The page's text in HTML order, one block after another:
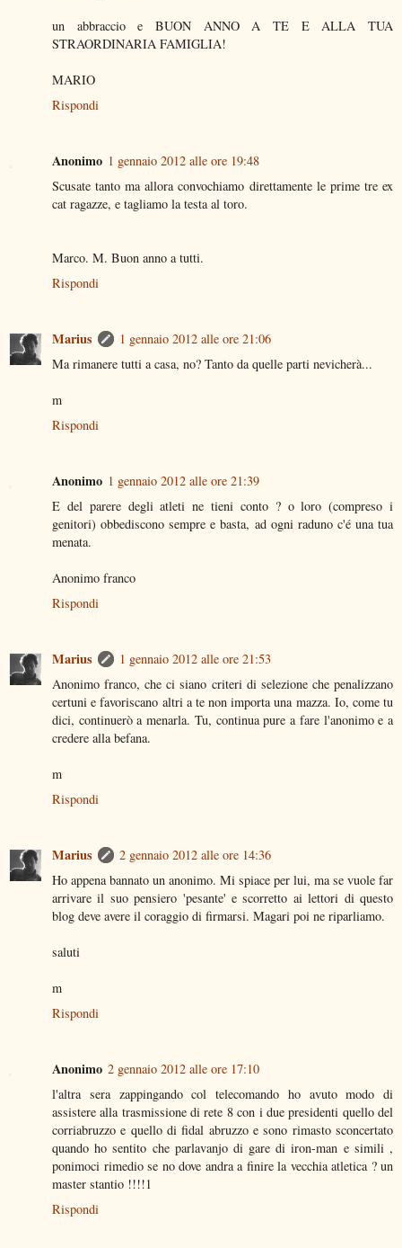
un abbraccio e BUON ANNO A TE E ALLA TUA
STRAORDINARIA FAMIGLIA!
MARIO
Rispondi
Anonimo 1 gennaio 2012 alle ore 19:48
Scusate tanto ma allora convochiamo direttamente le prime tre ex
cat ragazze, e tagliamo la testa al toro.
Marco. M. Buon anno a tutti.
Rispondi
Marius
1 gennaio 2012 alle ore 21:06
Ma rimanere tutti a casa, no? Tanto da quelle parti nevicherà...
m
Rispondi
Anonimo 1 gennaio 2012 alle ore 21:39
E del parere degli atleti ne tieni conto ? o loro (compreso i
genitori) obbediscono sempre e basta, ad ogni raduno c'é una tua
menata.
Anonimo franco
Rispondi
Marius
1 gennaio 2012 alle ore 21:53
Anonimo franco, che ci siano criteri di selezione che penalizzano
certuni e favoriscano altri a te non importa una mazza. Io, come tu
dici, continuerò a menarla. Tu, continua pure a fare l'anonimo e a
credere alla befana.
m
Rispondi
Marius
2 gennaio 2012 alle ore 14:36
Ho appena bannato un anonimo. Mi spiace per lui, ma se vuole far
arrivare il suo pensiero 'pesante' e scorretto ai lettori di questo
blog deve avere il coraggio di firmarsi. Magari poi ne riparliamo.
saluti
m
Rispondi
Anonimo 2 gennaio 2012 alle ore 17:10
l'altra sera zappingando col telecomando ho avuto modo di
assistere alla trasmissione di rete 8 con i due presidenti quello del
corriabruzzo e quello di fidal abruzzo e sono rimasto sconcertato
quando ho sentito che parlavanjo di gare di iron-man e simili ,
ponimoci rimedio se no dove andra a finire la vecchia atletica ? un
master stantio !!!!1
Rispondi